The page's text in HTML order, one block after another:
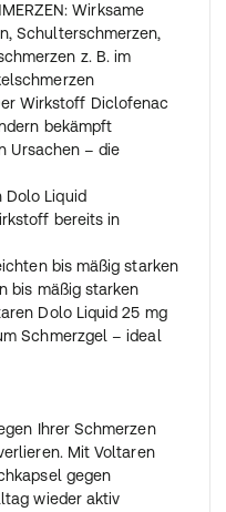
Wirksame
Schulterschmerzen,
z. B. im
Wirkstoff Diclofenac
bekämpft
Ursachen – die
Dolo Liquid
bereits in
bis mäßig starken
bis mäßig starken
Dolo Liquid 25 mg
Schmerzgel – ideal
Ihrer Schmerzen
Mit Voltaren
gegen
wieder aktiv